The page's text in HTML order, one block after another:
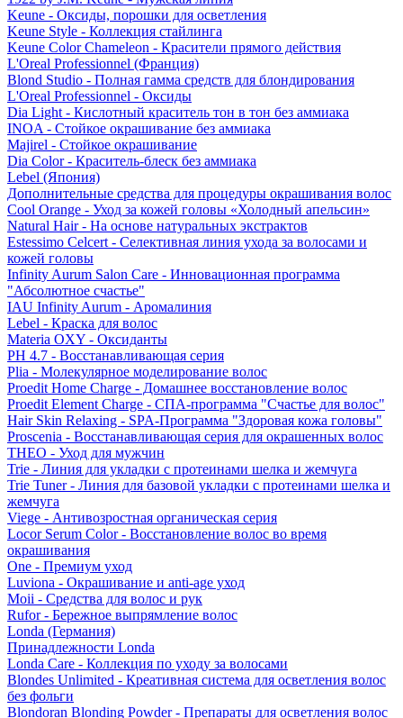
Keune - Оксиды, порошки для осветления
Keune Style - Коллекция стайлинга
Keune Color Chameleon - Красители прямого действия
L'Oreal Professionnel (Франция)
Blond Studio - Полная гамма средств для блондирования
L'Oreal Professionnel - Оксиды
Dia Light - Кислотный краситель тон в тон без аммиака
INOA - Стойкое окрашивание без аммиака
Majirel - Стойкое окрашивание
Dia Color - Краситель-блеск без аммиака
Lebel (Япония)
Дополнительные средства для процедуры окрашивания волос
Cool Orange - Уход за кожей головы «Холодный апельсин»
Natural Hair - На основе натуральных экстрактов
Estessimo Celcert - Селективная линия ухода за волосами и
кожей головы
Infinity Aurum Salon Care - Инновационная программа
"Абсолютное счастье"
IAU Infinity Aurum - Аромалиния
Lebel - Краска для волос
Materia OXY - Оксиданты
PH 4.7 - Восстанавливающая серия
Plia - Молекулярное моделирование волос
Proedit Home Charge - Домашнее восстановление волос
Proedit Element Charge - СПА-программа "Счастье для волос"
Hair Skin Relaxing - SPA-Программа "Здоровая кожа головы"
Proscenia - Восстанавливающая серия для окрашенных волос
THEO - Уход для мужчин
Trie - Линия для укладки с протеинами шелка и жемчуга
Trie Tuner - Линия для базовой укладки с протеинами шелка и
жемчуга
Viege - Антивозростная органическая серия
Locor Serum Color - Восстановление волос во время
окрашивания
One - Премиум уход
Luviona - Окрашивание и anti-age уход
Moii - Средства для волос и рук
Rufor - Бережное выпрямление волос
Londa (Германия)
Принадлежности Londa
Londa Care - Коллекция по уходу за волосами
Blondes Unlimited - Креативная система для осветления волос
без фольги
Blondoran Blonding Powder - Препараты для осветления волос